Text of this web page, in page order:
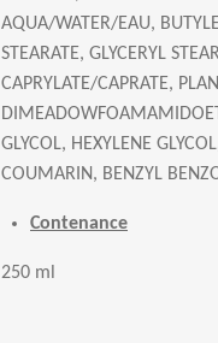
AQUA/WATER/EAU,
STEARATE, GLYCERYL
CAPRYLATE/CAPRATE,
GLYCOL, HEXYLENE
COUMARIN, BENZYL
Contenance
250 ml